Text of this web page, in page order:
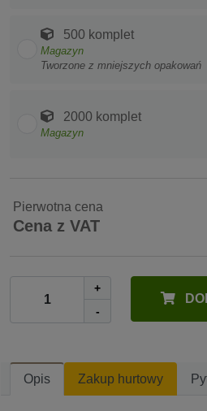
500 komplet
Magazyn
Tworzone z mniejszych opakowań
2000 komplet
Magazyn
Pierwotna cena
Cena z VAT
+
-
Opis Zakup hurtowy